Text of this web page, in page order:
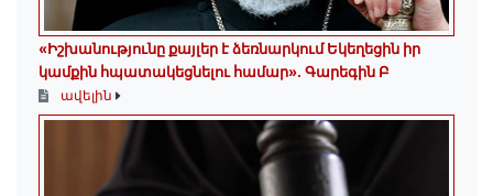
«Իշխանությունը քայլեր է ձեռնարկում Եկեղեցին իր
կամքին հպատակեցնելու համար»․ Գարեգին Բ
ավելին